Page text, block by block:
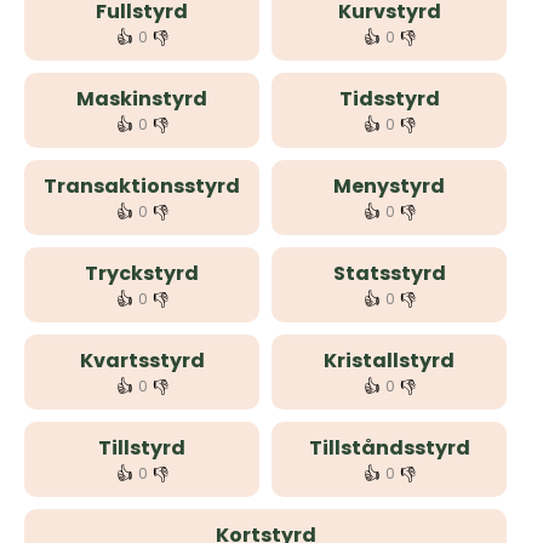
Fullstyrd
👍 0 👎
Kurvstyrd
👍 0 👎
Maskinstyrd
👍 0 👎
Tidsstyrd
👍 0 👎
Transaktionsstyrd
👍 0 👎
Menystyrd
👍 0 👎
Tryckstyrd
👍 0 👎
Statsstyrd
👍 0 👎
Kvartsstyrd
👍 0 👎
Kristallstyrd
👍 0 👎
Tillstyrd
👍 0 👎
Tillståndsstyrd
👍 0 👎
Kortstyrd